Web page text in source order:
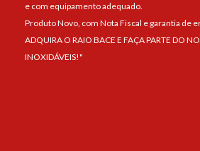
e com equipamento adequado.
Produto Novo, com Nota Fiscal e garantia de
ADQUIRA O RAIO BACE E FAÇA PARTE DO
INOXIDÁVEIS!"